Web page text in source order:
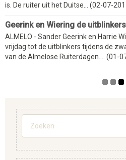
is. De ruiter uit het Duitse... (02-07-
Geerink en Wiering de uitblinkers
ALMELO - Sander Geerink en Harrie
vrijdag tot de uitblinkers tijdens de
van de Almelose Ruiterdagen.... (01-
Zoekveld